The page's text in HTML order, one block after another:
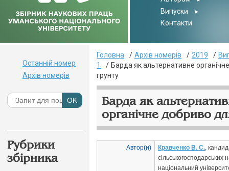
Випуски
▸
Контакти
Головна Архів номерів 2019
1
Барда як альтернативне
грунту
Барда як
органічне добриво
Автор(и) Кравченко В. С.,
сільськогосподарських
національний
Останній номер
Архів номерів
Рубрики
збірника